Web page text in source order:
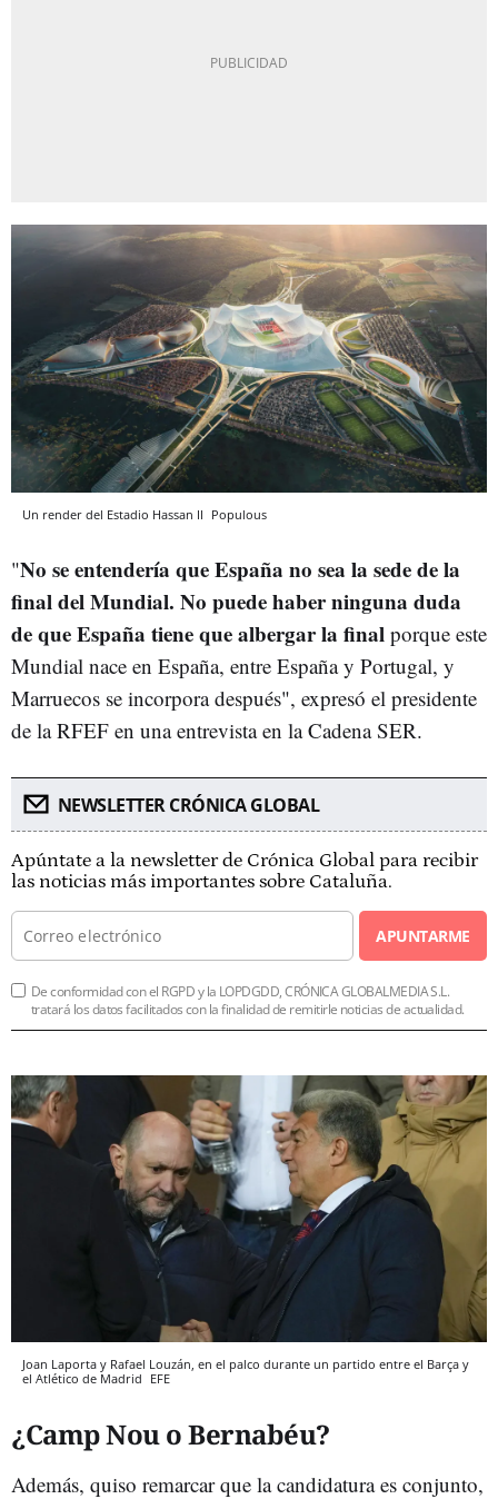
Un render del Estadio Hassan II Populous
"No se entendería que España no sea la sede de la
final del Mundial. No puede haber ninguna duda
de queEspaña tiene que albergar la final porque este
Mundial nace en España, entre España y Portugal, y
Marruecos se incorpora después", expresó el presidente
de la RFEF en una entrevista en la Cadena SER.
NEWSLETTER CRÓNICA GLOBAL
Apúntate a la newsletter de Crónica Global para recibir
las noticias más importantes sobre Cataluña.
APUNTARME
De conformidad con el RGPD y la LOPDGDD, CRÓNICA GLOBALMEDIA S.L.
tratará los datos facilitados con la finalidad de remitirle noticias de actualidad.
Joan Laporta y Rafael Louzán, en el palco durante un partido entre el Barça y
el Atlético de Madrid EFE
¿Camp Nou o Bernabéu?
Además, quiso remarcar que la candidatura es conjunto,